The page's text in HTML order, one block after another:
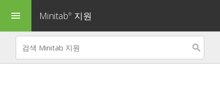
menu Minitab® 지원